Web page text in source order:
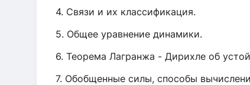
4. Связи и их классификация.
5. Общее уравнение динамики.
6. Теорема Лагранжа - Дирихле об
7. Обобщенные силы, способы